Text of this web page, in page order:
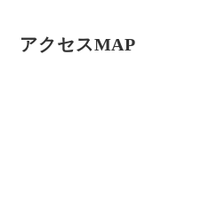
アクセスMAP